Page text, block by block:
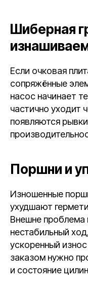
Шиберная
Если очковая
сопряжённые
насос начинает
частично уходит
появляются
Поршни и
Изношенные
ухудшают
Внешне проблема
нестабильный
ускоренный
заказом нужно
и состояние